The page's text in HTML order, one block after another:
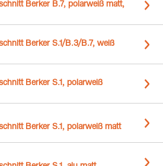
Berker B.7, polarweiß matt,
Berker S.1/B.3/B.7, weiß
Berker S.1, polarweiß
Berker S.1, polarweiß matt